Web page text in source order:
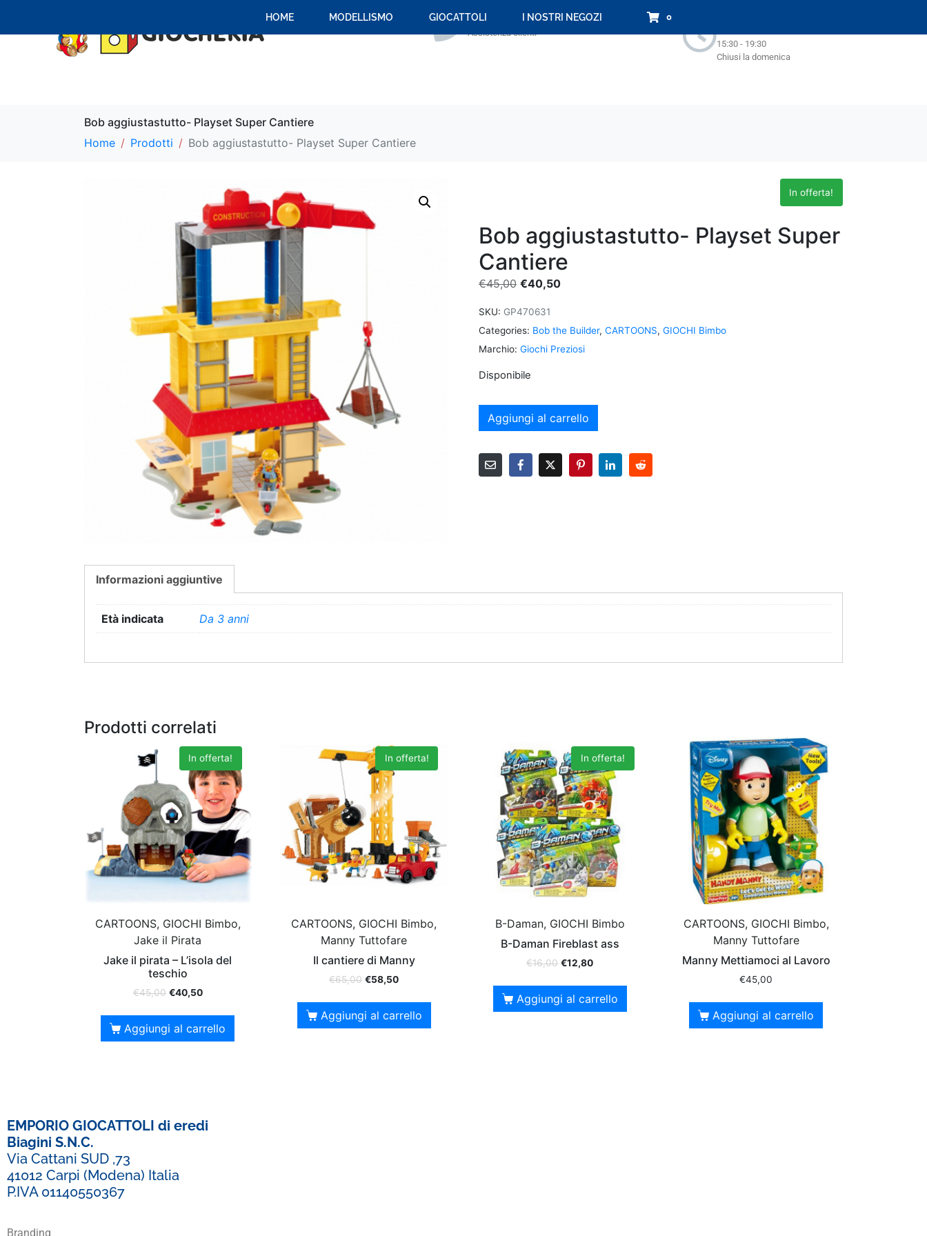
+39 059 694 092
Assistenza clienti
15:30 - 19:30
Chiusi la domenica
HOME MODELLISMO GIOCATTOLI I NOSTRI NEGOZI 0
Bob aggiustastutto- Playset Super Cantiere
Home
Prodotti Bob aggiustastutto- Playset Super Cantiere
In offerta!
Bob aggiustastutto- Playset Super
Cantiere
€45,00 €40,50
SKU: GP470631
Categories: Bob the Builder, CARTOONS, GIOCHI Bimbo
Marchio: Giochi Preziosi
Disponibile
Aggiungi al carrello
Informazioni aggiuntive
Età indicata Da 3 anni
Prodotti correlati
In offerta!
CARTOONS, GIOCHI Bimbo,
Jake il Pirata
Jake il pirata – L’isola del
teschio
€45,00 €40,50
Aggiungi al carrello
In offerta!
CARTOONS, GIOCHI Bimbo,
Manny Tuttofare
Il cantiere di Manny
€65,00 €58,50
Aggiungi al carrello
In offerta!
B-Daman, GIOCHI Bimbo
B-Daman Fireblast ass
€16,00 €12,80
Aggiungi al carrello
CARTOONS, GIOCHI Bimbo,
Manny Tuttofare
Manny Mettiamoci al Lavoro
€45,00
Aggiungi al carrello
EMPORIO GIOCATTOLI di eredi
Biagini S.N.C.
Via Cattani SUD ,73
41012 Carpi (Modena) Italia
P.IVA 01140550367
Branding